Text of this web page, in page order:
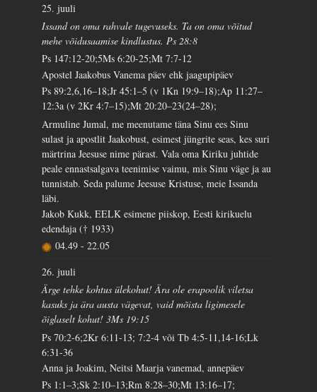
25. juuli
Issand on oma rahvale tugevuseks. Ta on oma võitud
mehe võidusaamise kindlustus. Ps 28:8
Ps 147:12-20;5Ms 6:20-25;Mt 7:7-12
Apostel Jaakobus Vanema päev ehk jaagupipäev
Ps 89:2,6,16–18;Jr 45:1–5 (v 1Kn 19:9–18);Ap 11:27–
12:3a (v 2Kr 4:7–15);Mt 20:20–23(24–28);
Armuline Jumal, me meenutame täna Sinu ees Sinu
sulast ja apostlit Jaakobust, esimest jüngrite seas, kes suri
märtrina Jeesuse nime pärast. Vala oma Kiriku juhtide
peale ennastsalgava teenimise vaimu, mis Sinu väge ja au
tunnistab. Seda palume Jeesuse Kristuse, meie Issanda
läbi.
Jakob Kukk, EELK esimene piiskop, Eesti kirikuelu
edendaja († 1933)
04.49 - 22.05
26. juuli
Ärge tehke kohtus ülekohut! Ära ole erapoolik viletsa
kasuks ja ära austa vägevat, vaid mõista ligimesele
õiglaselt kohut! 3Ms 19:15
Ps 70:2-6;2Kr 6:11-13; 7:2-4 või Tb 4:5-11,14-16;Lk
6:31-36
Anna ja Joakim, Neitsi Maarja vanemad, annepäev
Ps 1:1–3;Sk 2:10–13;Rm 8:28–30;Mt 13:16–17;